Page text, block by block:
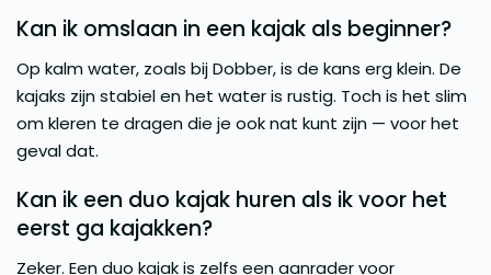
Kan ik omslaan in een kajak als beginner?
Op kalm water, zoals bij Dobber, is de kans erg klein. De
kajaks zijn stabiel en het water is rustig. Toch is het slim
om kleren te dragen die je ook nat kunt zijn — voor het
geval dat.
Kan ik een duo kajak huren als ik voor het
eerst ga kajakken?
Zeker. Een duo kajak is zelfs een aanrader voor